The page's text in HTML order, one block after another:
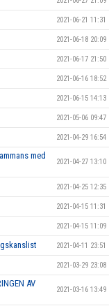
2021-06-21 11:31
2021-06-18 20:09
2021-06-17 21:50
2021-06-16 18:52
2021-06-15 14:13
2021-05-06 09:47
2021-04-29 16:54
med
2021-04-27 13:10
2021-04-25 12:35
2021-04-15 11:31
2021-04-15 11:09
2021-04-11 23:51
2021-03-29 23:08
AV
2021-03-16 13:49